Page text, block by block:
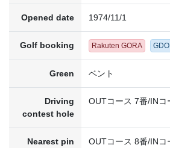
Opened date 1974/11/1
Golf booking Rakuten GORA GDO
Green ベント
Driving
contest hole
OUTコース 7番/INコ
Nearest pin
OUTコース 8番/INコ